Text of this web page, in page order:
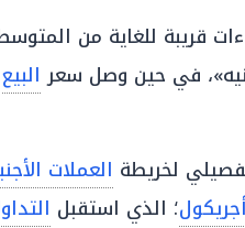
قريبة للغاية من
البيع
لخريطة العملات
؛ الذي استقبل